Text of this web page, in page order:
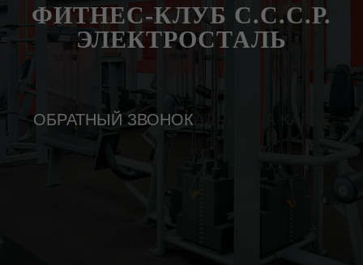
ФИТНЕС-КЛУБ С.С.С.Р.
ЭЛЕКТРОСТАЛЬ
ОБРАТНЫЙ ЗВОНОК АДРЕС НА КАРТЕ